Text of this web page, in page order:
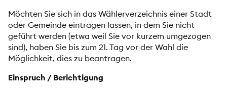
Möchten Sie sich in das Wählerverzeichnis einer Stadt
oder Gemeinde eintragen lassen, in dem Sie nicht
geführt werden (etwa weil Sie vor kurzem umgezogen
sind), haben Sie bis zum 21. Tag vor der Wahl die
Möglichkeit, dies zu beantragen.
Einspruch / Berichtigung